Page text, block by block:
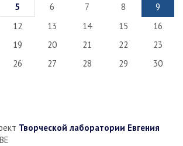
5 6 7 8
9
12 13 14 15
16
19 20 21 22
23
26 27 28 29
30
Творческой лаборатории Евгения